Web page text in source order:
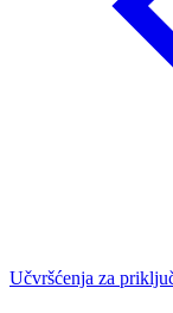
Učvršćenja za